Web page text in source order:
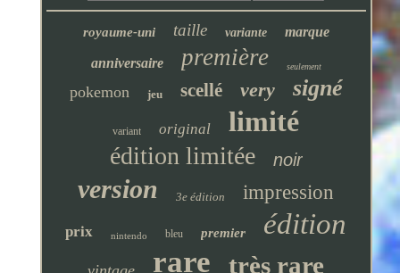
royaume-uni taille variante marque
anniversaire première seulement
pokemon jeu scellé very signé
variant original limité
édition limitée noir
version 3e édition impression
prix nintendo bleu premier édition
rare très rare